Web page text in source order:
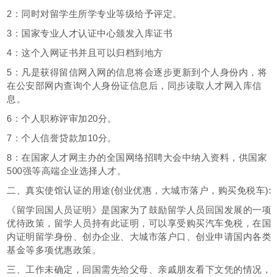
2：同时对留学生所学专业等级给予评定。
3：国家专业人才认证中心颁发入库证书
4：这个入网证书并且可以归档到地方
5：凡是获得留信网入网的信息将会逐步更新到个人身份内，将
在公安部网内查询个人身份证信息后，同步读取人才网入库信
息。
6：个人职称评审加20分。
7：个人信誉贷款加10分。
8：在国家人才网主办的全国网络招聘大会中纳入资料，供国家
500强等高端企业选择人才。
二、真实使馆认证的用途(创业优惠，大城市落户，购买免税车):
《留学回国人员证明》是国家为了鼓励留学人员回国发展的一项
优待政策，留学人员持有此证明，可以享受购买汽车免税，在国
内证明留学身份、创办企业、大城市落户口、创业申请国内各类
基金等多项优惠政策。
三、工作未确定，回国需先给父母、亲戚朋友看下文凭的情况，